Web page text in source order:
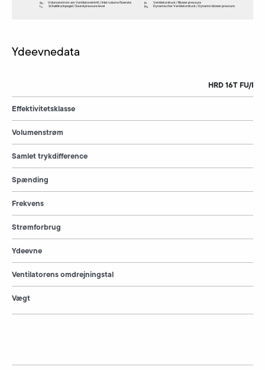
Ydeevnedata
Effektivitetsklasse
Volumenstrøm
Samlet trykdifference
Spænding
Frekvens
Strømforbrug
Ydeevne
Ventilatorens omdrejningstal
Vægt
HRD 16T FU/